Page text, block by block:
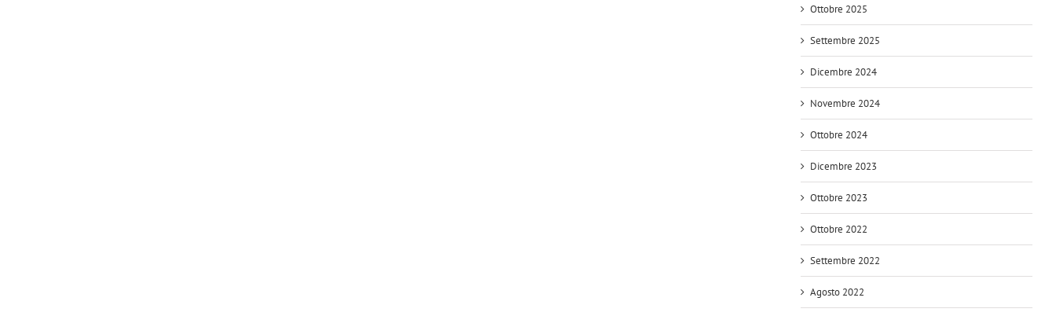
Ottobre 2025
Settembre 2025
Dicembre 2024
Novembre 2024
Ottobre 2024
Dicembre 2023
Ottobre 2023
Ottobre 2022
Settembre 2022
Agosto 2022